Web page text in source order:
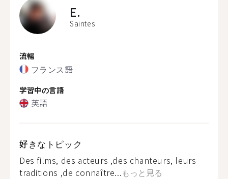
E.
Saintes
流暢
フランス語
学習中の言語
英語
好きなトピック
Des films, des acteurs ,des chanteurs, leurs
traditions ,de connaître...もっと見る